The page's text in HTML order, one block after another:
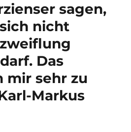
sagen,
nicht
Das
mir sehr zu
Markus